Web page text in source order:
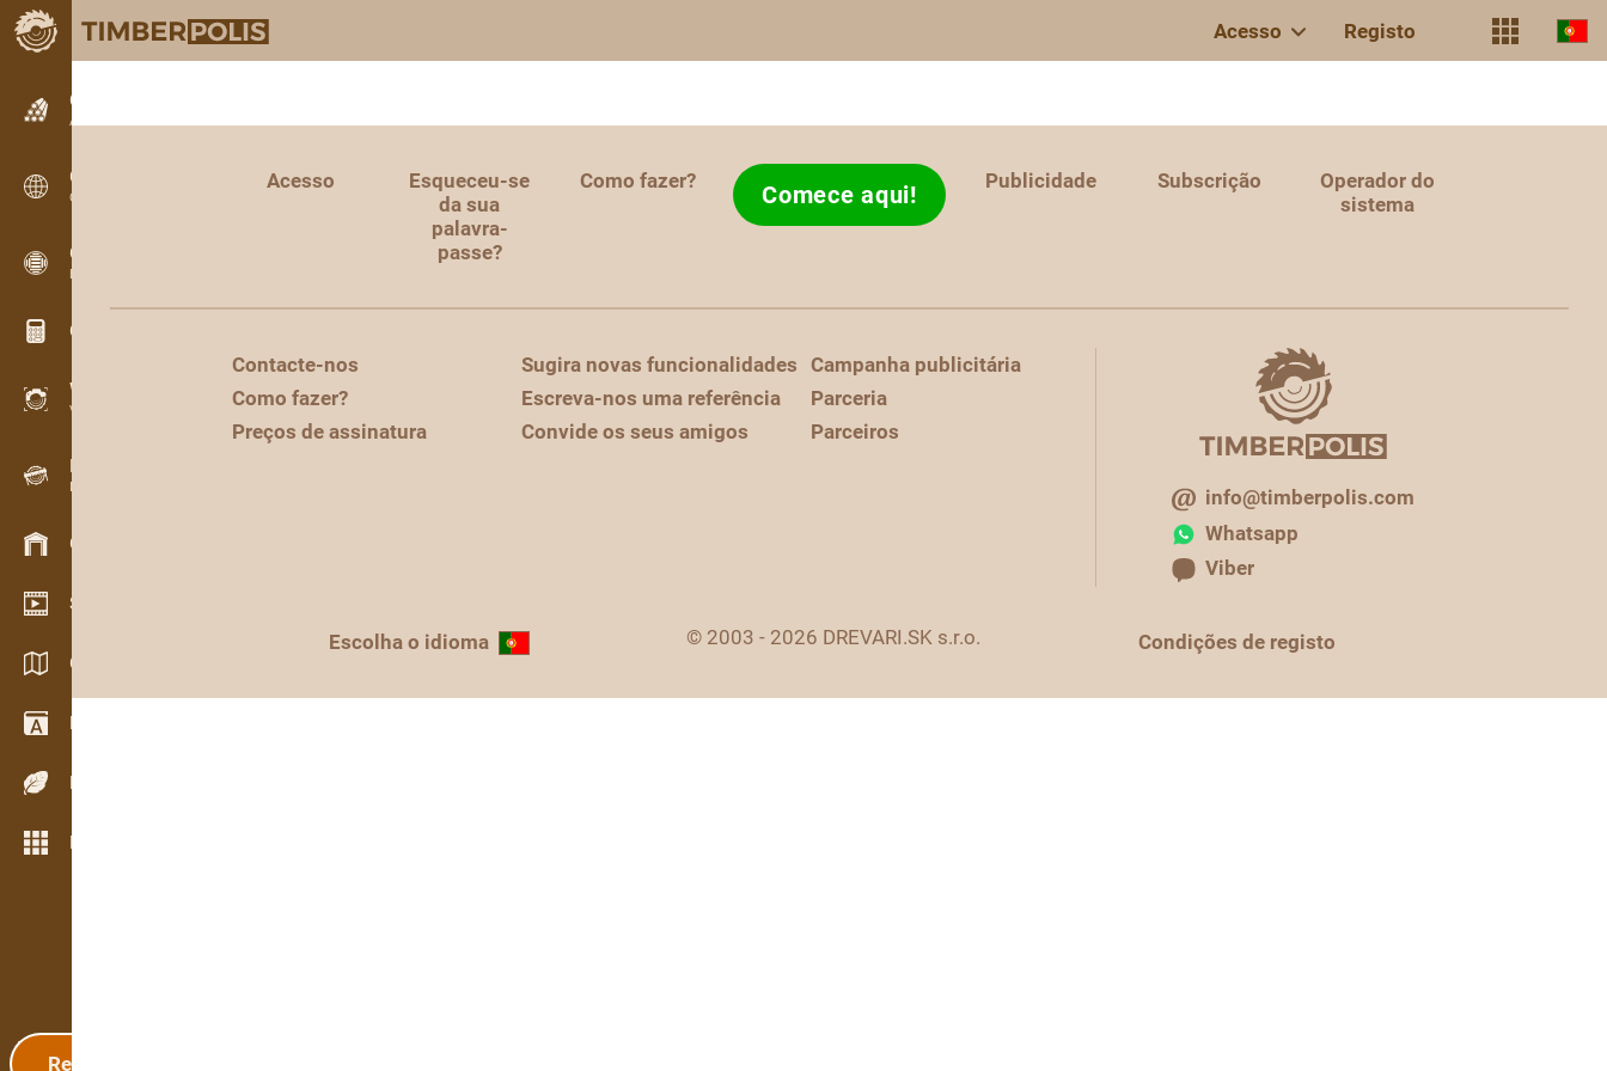
Acesso Registo
Classificados
Anúncios de texto
Classificados
Classificados internacionais
OPTI-TIMB
Esquemas de corte
Calculadoras de madeira
WoodProfi
Volume de madeira com IA
Registador de dados
Inventário de madeira em campo
Gestão de stocks
Showroom de vídeo
Catálogos / Brochuras
Dicionário
Espécies de madeira
Mais funcionalidades
Registo
Acesso
Esqueceu-se
da sua
palavra-
passe?
Como fazer? Comece aqui! Publicidade Subscrição
Operador do
sistema
Contacte-nos
Como fazer?
Preços de assinatura
Sugira novas funcionalidades
Escreva-nos uma referência
Convide os seus amigos
Campanha publicitária
Parceria
Parceiros
info@timberpolis.com
Whatsapp
Viber
Escolha o idioma © 2003 - 2026 DREVARI.SK s.r.o. Condições de registo